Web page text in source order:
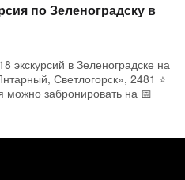
по Зеленоградску в
экскурсий в Зеленоградске на
Светлогорск», 2481 ⭐
можно забронировать на 📅